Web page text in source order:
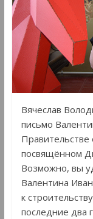
Вячеслав
письмо
Правительстве
посвящённом
Возможно, вы
Валентина
к
последние два